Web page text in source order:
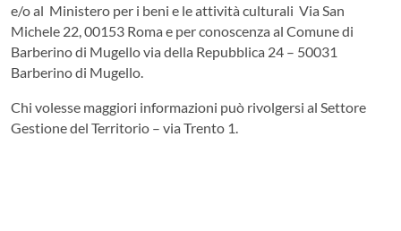
e/o al Ministero per i beni e le attività culturali Via San
Michele 22, 00153 Roma e per conoscenza al Comune di
Barberino di Mugello via della Repubblica 24 – 50031
Barberino di Mugello.
Chi volesse maggiori informazioni può rivolgersi al Settore
Gestione del Territorio – via Trento 1.